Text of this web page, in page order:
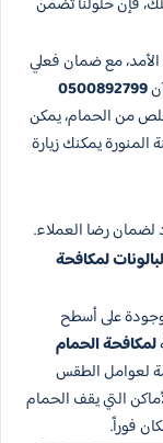
الأمد، مع ضمان فعلي
0500892799
من الحمام، يمكن
المنورة يمكنك زيارة
لضمان رضا العملاء.
لمكافحة
على أسطح
لمكافحة الحمام
لعوامل الطقس
التي يقف الحمام
فوراً.